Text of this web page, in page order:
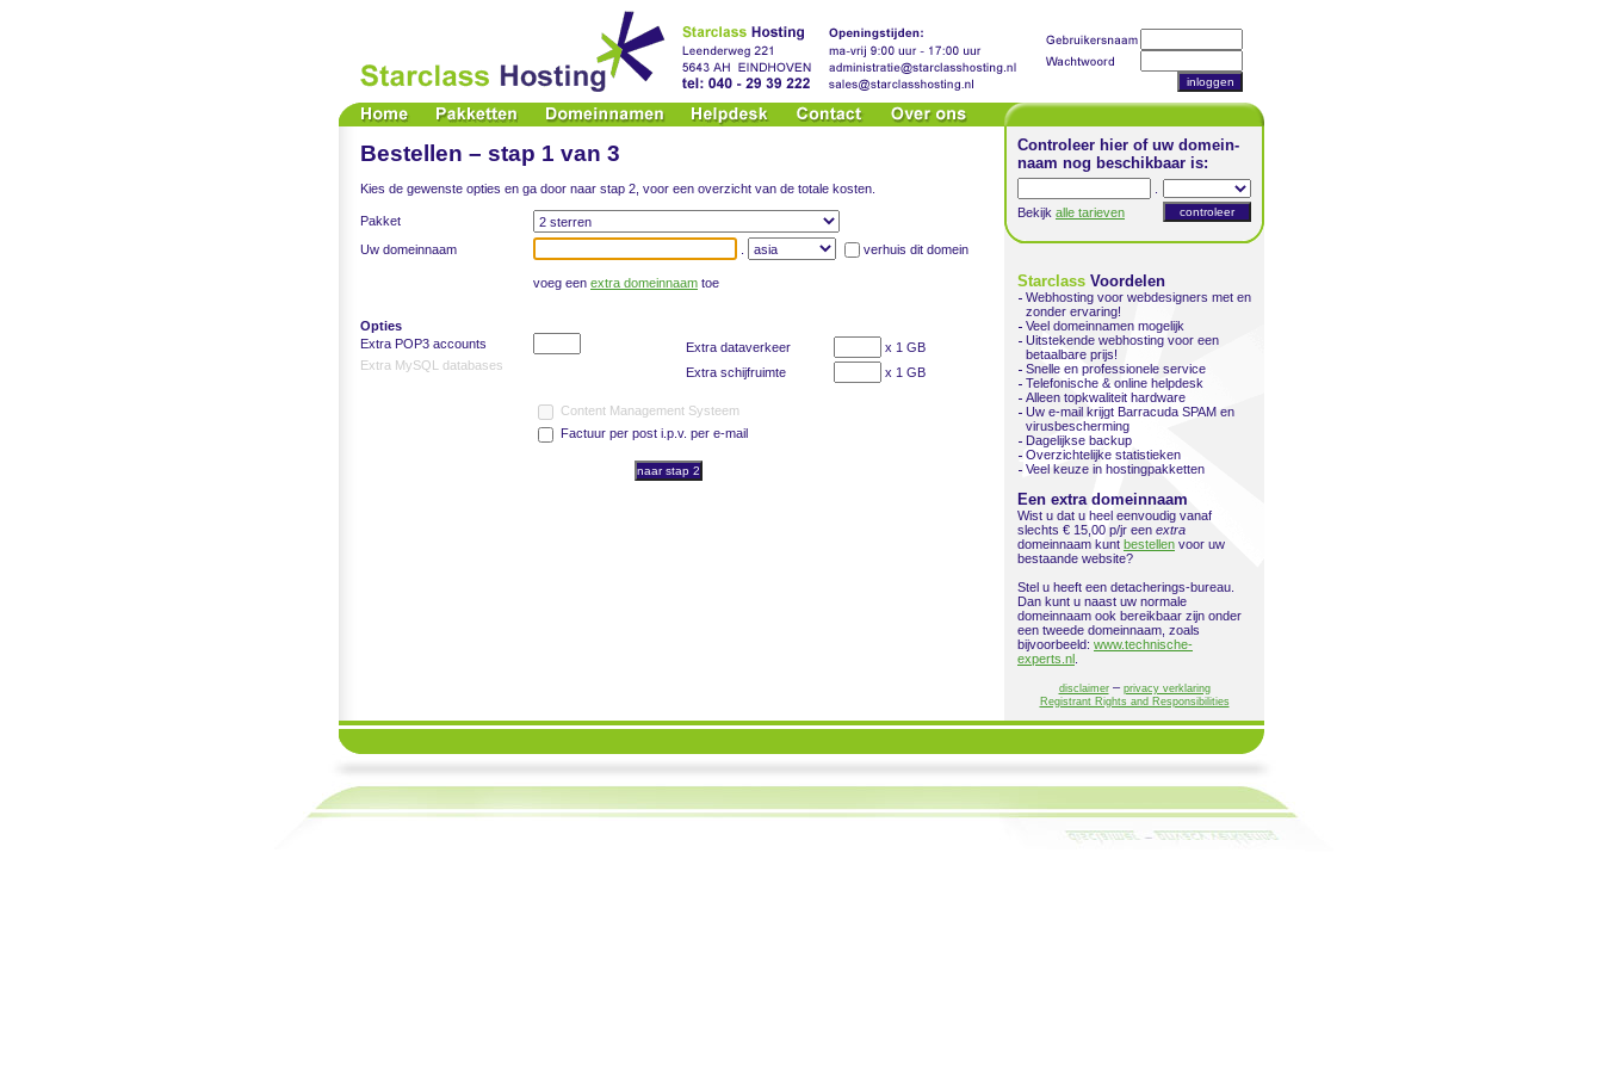
Bestellen – stap 1 van 3
Kies de gewenste opties en ga door naar stap 2, voor een overzicht van de totale kosten.
Pakket
Uw domeinnaam
verhuis dit domein
voeg een extra domeinnaam toe
Opties
Extra POP3 accounts
Extra MySQL databases
Extra dataverkeer
x 1 GB
Extra schijfruimte
x 1 GB
Content Management Systeem
Factuur per post i.p.v. per e-mail
Controleer hier of uw domein-
naam nog beschikbaar is:
Bekijk alle tarieven
Starclass Voordelen
Webhosting voor webdesigners met en
zonder ervaring!
Veel domeinnamen mogelijk
Uitstekende webhosting voor een
betaalbare prijs!
Snelle en professionele service
Telefonische & online helpdesk
Alleen topkwaliteit hardware
Uw e-mail krijgt Barracuda SPAM en
virusbescherming
Dagelijkse backup
Overzichtelijke statistieken
Veel keuze in hostingpakketten
Een extra domeinnaam
Wist u dat u heel eenvoudig vanaf
slechts € 15,00 p/jr een extra
domeinnaam kunt bestellen voor uw
bestaande website?
Stel u heeft een detacherings-bureau.
Dan kunt u naast uw normale
domeinnaam ook bereikbaar zijn onder
een tweede domeinnaam, zoals
bijvoorbeeld: www.technische-
experts.nl
disclaimer– privacy verklaring
Registrant Rights and Responsibilities